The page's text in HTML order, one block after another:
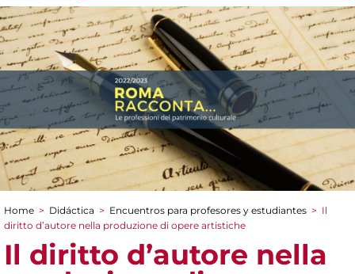
You are here
Home > Didáctica > Encuentros para profesores y estudiantes > Il
diritto d’autore nella produzione di opere artistiche
Il diritto d’autore nella